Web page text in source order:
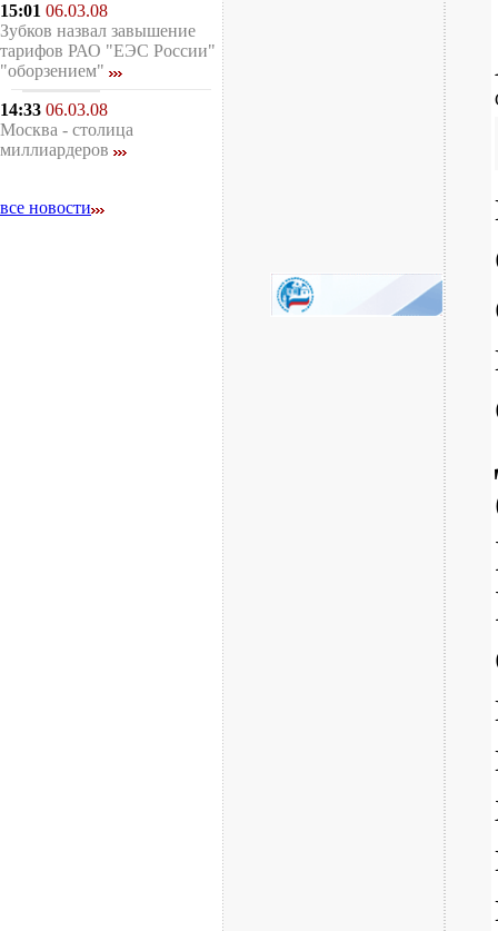
15:01 06.03.08
Зубков назвал завышение
тарифов РАО "ЕЭС России"
"оборзением"
14:33 06.03.08
Москва - столица
миллиардеров
все новости